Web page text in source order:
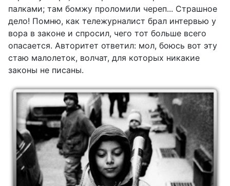
палками; там бомжу проломили череп... Страшное
дело! Помню, как тележурналист брал интервью у
вора в законе и спросил, чего тот больше всего
опасается. Авторитет ответил: мол, боюсь вот эту
стаю малолеток, волчат, для которых никакие
законы не писаны.